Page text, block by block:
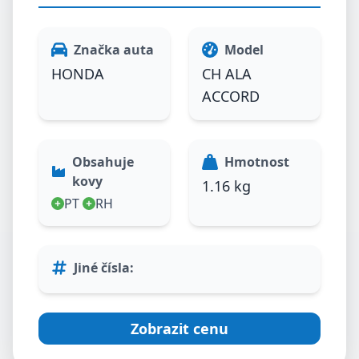
Značka auta
HONDA
Model
CH ALA
ACCORD
Obsahuje
kovy
PT
RH
Hmotnost
1.16 kg
Jiné čísla:
Zobrazit cenu